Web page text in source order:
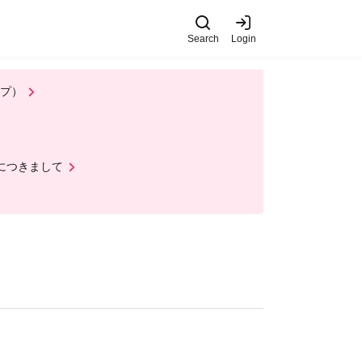
Search Login
）
つきまして